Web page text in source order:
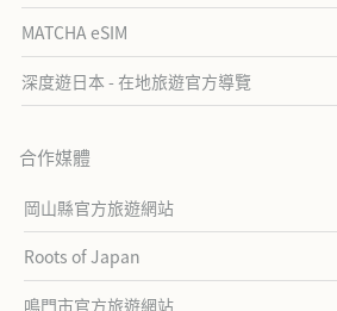
MATCHA eSIM
深度遊日本 - 在地旅遊官方導覽
合作媒體
岡山縣官方旅遊網站
Roots of Japan
鳴門市官方旅遊網站